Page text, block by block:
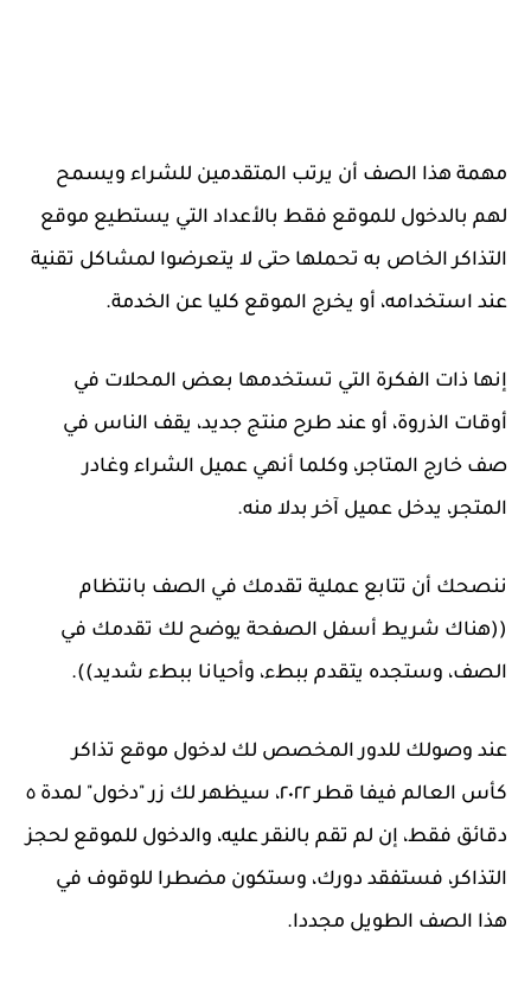
مهمة هذا الصف أن يرتب المتقدمين للشراء ويسمح
لهم بالدخول للموقع فقط بالأعداد التي يستطيع موقع
التذاكر الخاص به تحملها حتى لا يتعرضوا لمشاكل تقنية
عند استخدامه، أو يخرج الموقع كليا عن الخدمة.
إنها ذات الفكرة التي تستخدمها بعض المحلات في
أوقات الذروة، أو عند طرح منتج جديد، يقف الناس في
صف خارج المتاجر، وكلما أنهي عميل الشراء وغادر
المتجر، يدخل عميل آخر بدلا منه.
ننصحك أن تتابع عملية تقدمك في الصف بانتظام
((هناك شريط أسفل الصفحة يوضح لك تقدمك في
الصف، وستجده يتقدم ببطء، وأحيانا ببطء شديد)).
عند وصولك للدور المخصص لك لدخول موقع تذاكر
كأس العالم فيفا قطر ٢٠٢٢، سيظهر لك زر "دخول" لمدة ٥
دقائق فقط، إن لم تقم بالنقر عليه، والدخول للموقع لحجز
التذاكر، فستفقد دورك، وستكون مضطرا للوقوف في
هذا الصف الطويل مجددا.